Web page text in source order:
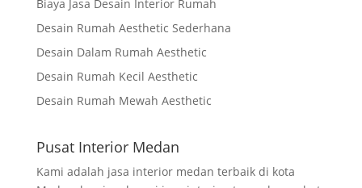
Biaya Jasa Desain Interior Rumah
Desain Rumah Aesthetic Sederhana
Desain Dalam Rumah Aesthetic
Desain Rumah Kecil Aesthetic
Desain Rumah Mewah Aesthetic
Pusat Interior Medan
Kami adalah jasa interior medan terbaik di kota